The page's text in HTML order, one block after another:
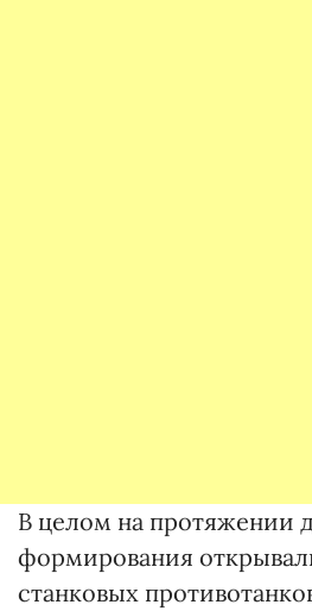
В целом на протяжении
формирования
станковых